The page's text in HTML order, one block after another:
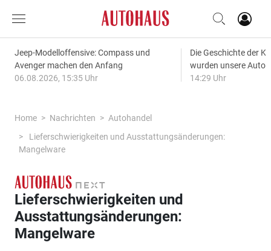
Jeep-Modelloffensive: Compass und
Avenger machen den Anfang
06.08.2026, 15:35 Uhr
Die Geschichte der
wurden unsere
14:29 Uhr
Home Nachrichten
Autohandel
Lieferschwierigkeiten und Ausstattungsänderungen:
Mangelware
Lieferschwierigkeiten und
Ausstattungsänderungen:
Mangelware